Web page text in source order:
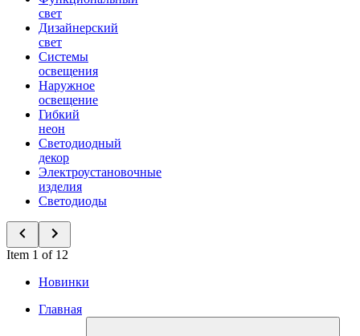
свет
Дизайнерский
свет
Системы
освещения
Наружное
освещение
Гибкий
неон
Светодиодный
декор
Электроустановочные
изделия
Светодиоды
Item 1 of 12
Новинки
Главная